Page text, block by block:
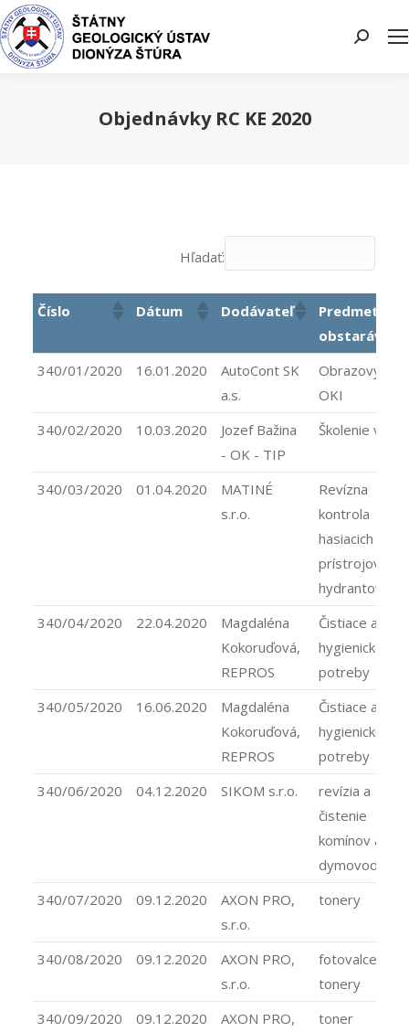
Search:
Objednávky RC KE 2020
Hľadať:
Číslo Dátum Dodávateľ
Predmet
340/01/2020
16.01.2020
AutoCont SK
a.s.
Obrazový
OKI
340/02/2020
10.03.2020
Jozef Bažina
- OK - TIP
Školenie
340/03/2020 01.04.2020
MATINÉ
s.r.o.
Revízna
kontrola
hasiacich
prístrojov a
hydrantov
340/04/2020
22.04.2020
Magdaléna
Kokoruďová,
REPROS
Čistiace a
hygienické
potreby
340/05/2020
16.06.2020
Magdaléna
Kokoruďová,
REPROS
Čistiace a
hygienické
potreby
340/06/2020
04.12.2020 SIKOM s.r.o.
revízia a
čistenie
komínov a
dymovodov
340/07/2020
09.12.2020
AXON PRO,
s.r.o.
tonery
340/08/2020 09.12.2020
AXON PRO,
s.r.o.
fotovalce,
tonery
340/09/2020
09.12.2020
AXON PRO,
toner